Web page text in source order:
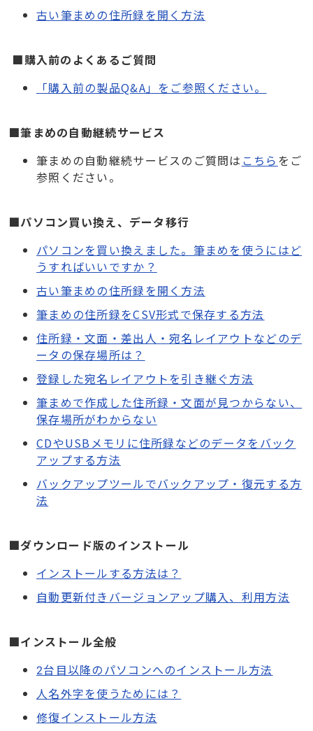
古い筆まめの住所録を開く方法
■購入前のよくあるご質問
「購入前の製品Q&A」をご参照ください。
■筆まめの自動継続サービス
筆まめの自動継続サービスのご質問は こちら をご
参照ください。
■パソコン買い換え、データ移行
パソコンを買い換えました。筆まめを使うにはど
うすればいいですか？
古い筆まめの住所録を開く方法
筆まめの住所録をCSV形式で保存する方法
住所録・文面・差出人・宛名レイアウトなどのデ
ータの保存場所は？
登録した宛名レイアウトを引き継ぐ方法
筆まめで作成した住所録・文面が見つからない、
保存場所がわからない
CDやUSBメモリに住所録などのデータをバック
アップする方法
バックアップツールでバックアップ・復元する方
法
■ダウンロード版のインストール
インストールする方法は？
自動更新付きバージョンアップ購入、利用方法
■インストール全般
2台目以降のパソコンへのインストール方法
人名外字を使うためには？
修復インストール方法